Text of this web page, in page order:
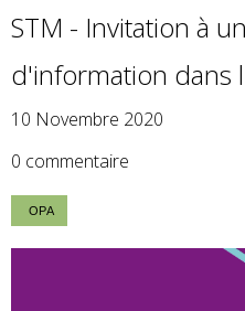
STM - Invitation à
d'information dans
10 Novembre 2020
0 commentaire